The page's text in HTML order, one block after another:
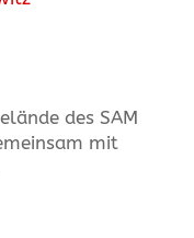
des SAM
mit